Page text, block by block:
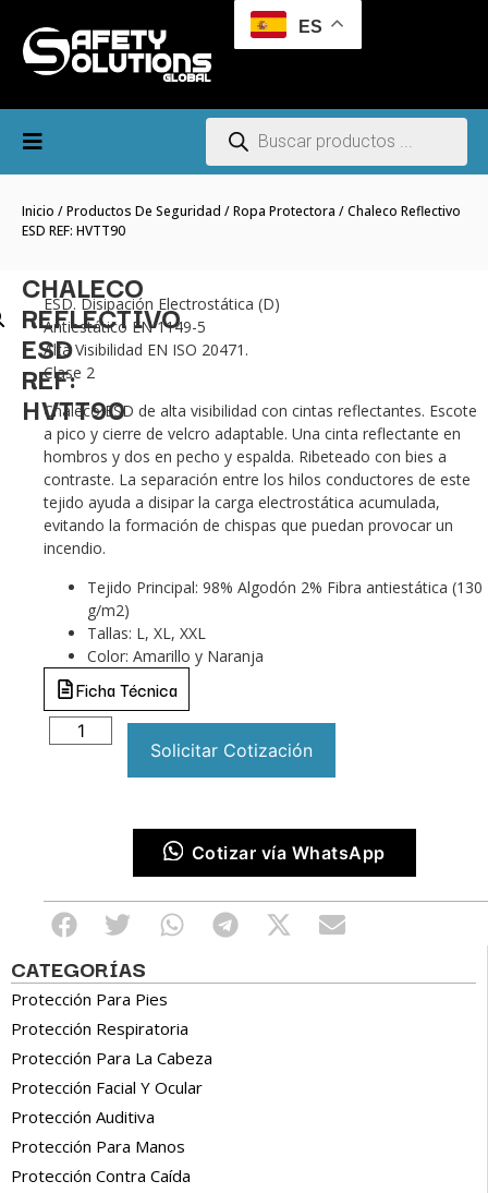
ES
Inicio /Productos De Seguridad /Ropa Protectora / Chaleco Reflectivo
ESD REF: HVTT90
CATEGORÍAS
Protección Para Pies
Protección Respiratoria
Protección Para La Cabeza
Protección Facial Y Ocular
Protección Auditiva
Protección Para Manos
Protección Contra Caída
CHALECO
REFLECTIVO
ESD
REF:
HVTT90
ESD. Disipación Electrostática (D)
Antiestático EN 1149-5
Alta Visibilidad EN ISO 20471.
Clase 2
Chaleco ESD de alta visibilidad con cintas reflectantes. Escote
a pico y cierre de velcro adaptable. Una cinta reflectante en
hombros y dos en pecho y espalda. Ribeteado con bies a
contraste. La separación entre los hilos conductores de este
tejido ayuda a disipar la carga electrostática acumulada,
evitando la formación de chispas que puedan provocar un
incendio.
Tejido Principal: 98% Algodón 2% Fibra antiestática (130
g/m2)
Tallas: L, XL, XXL
Color: Amarillo y Naranja
Ficha Técnica
Solicitar Cotización
Cotizar vía WhatsApp